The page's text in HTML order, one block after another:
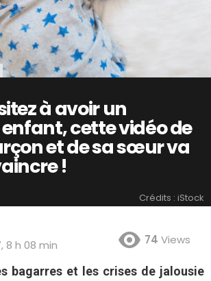
à avoir un
cette vidéo de
et de sa sœur va
!
Crédits : iStock
8 h 08 min
74 Views
bagarres et les crises de jalousie